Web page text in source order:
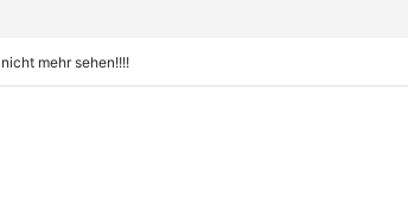
mehr sehen!!!!